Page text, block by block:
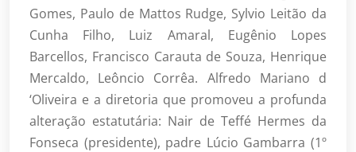
Gomes, Paulo de Mattos Rudge, Sylvio Leitão da
Cunha Filho, Luiz Amaral, Eugênio Lopes
Barcellos, Francisco Carauta de Souza, Henrique
Mercaldo, Leôncio Corrêa. Alfredo Mariano d
‘Oliveira e a diretoria que promoveu a profunda
alteração estatutária: Nair de Teffé Hermes da
Fonseca (presidente), padre Lúcio Gambarra (1º